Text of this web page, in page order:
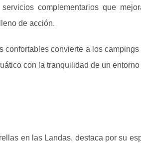
complementarios que
de acción.
confortables convierte a los
con la tranquilidad de un
en las Landas, destaca por su